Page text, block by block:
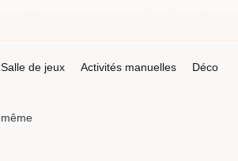
Salle de jeux Activités manuelles Déco